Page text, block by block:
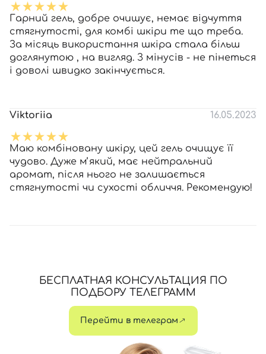
Гарний гель, добре очишує, немає відчуття
стягнутості, для комбі шкіри те що треба.
За місяць використання шкіра стала більш
доглянутою , на вигляд. З мінусів - не пінеться
і доволі швидко закінчується.
Viktoriia 16.05.2023
Маю комбіновану шкіру, цей гель очищує її
чудово. Дуже мʼякий, має нейтральний
аромат, після нього не залишається
стягнутості чи сухості обличчя. Рекомендую!
БЕСПЛАТНАЯ КОНСУЛЬТАЦИЯ ПО
ПОДБОРУ ТЕЛЕГРАММ
Перейти в телеграм